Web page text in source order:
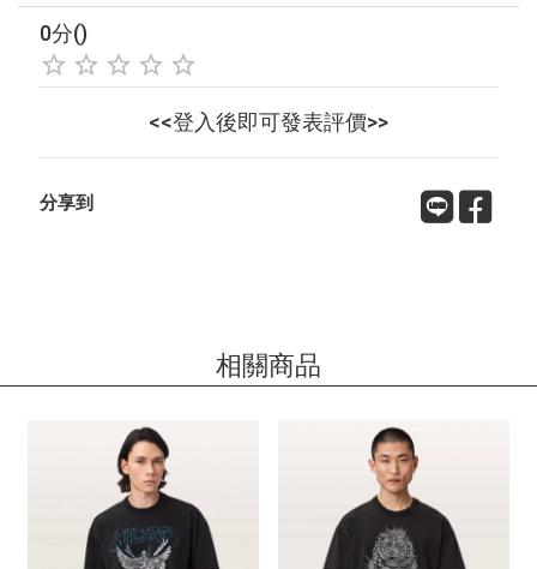
0分()
<<登入後即可發表評價>>
分享到
相關商品